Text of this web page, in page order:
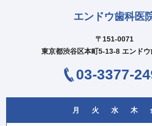
エンドウ歯科医
〒151-0071
東京都渋谷区本町5-13-8 エンド
03-3377-
月 火 水 木